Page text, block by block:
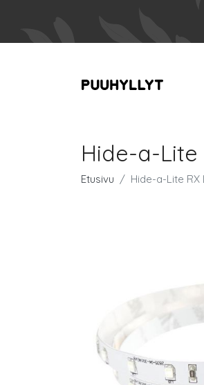
Hide-a-Lite
Etusivu Hide-a-Lite RX